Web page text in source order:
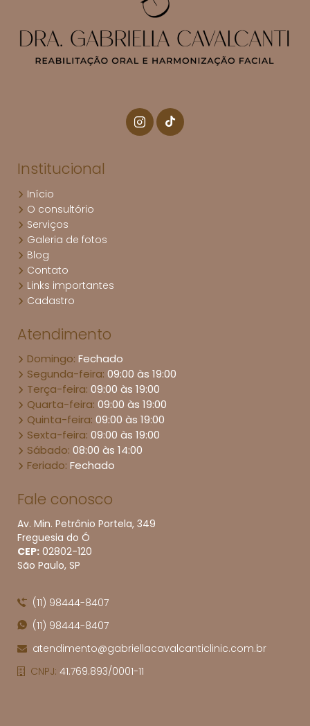
Institucional
Início
O consultório
Serviços
Galeria de fotos
Blog
Contato
Links importantes
Cadastro
Atendimento
Domingo: Fechado
Segunda-feira: 09:00 às 19:00
Terça-feira: 09:00 às 19:00
Quarta-feira: 09:00 às 19:00
Quinta-feira: 09:00 às 19:00
Sexta-feira: 09:00 às 19:00
Sábado: 08:00 às 14:00
Feriado: Fechado
Fale conosco
Av. Min. Petrônio Portela, 349
Freguesia do Ó
CEP: 02802​-120
São Paulo, SP
(11) 98444-8407
(11) 98444-8407
atendimento@gabriellacavalcanticlinic.com.br
CNPJ: 41.769.893/0001-11